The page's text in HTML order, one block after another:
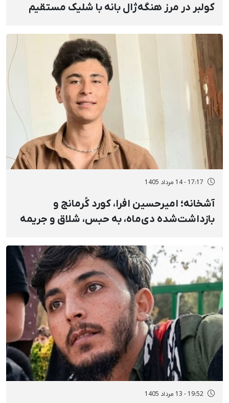
کولبر در مرز هنگه‌ژال بانه با شلیک مستقیم
17:17 - 14 مرداد 1405
آشخانه؛ امیرحسین افرا، کورد کُرمانج و
بازداشت‌شده دی‌ماه، به حبس، شلاق و جریمه
19:52 - 13 مرداد 1405